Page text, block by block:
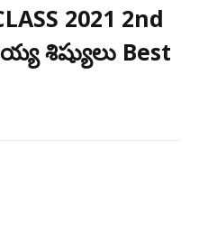
2021 2nd
శిష్యులు Best